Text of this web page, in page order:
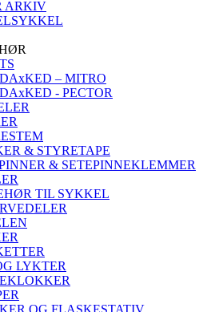
ARKIV
– MITRO
- PECTOR
& STYRETAPE
& SETEPINNEKLEMMER
TIL SYKKEL
LYKTER
OG FLASKESTATIV